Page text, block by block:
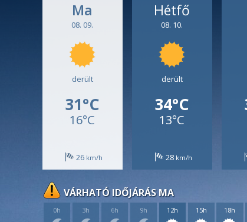
Ma
08. 09.
derült
31°C
16°C
26
Hétfő
08. 10.
derült
34°C
13°C
28
VÁRHATÓ IDŐJÁRÁS MA
0h 3h 6h 9h 12h 15h 18h